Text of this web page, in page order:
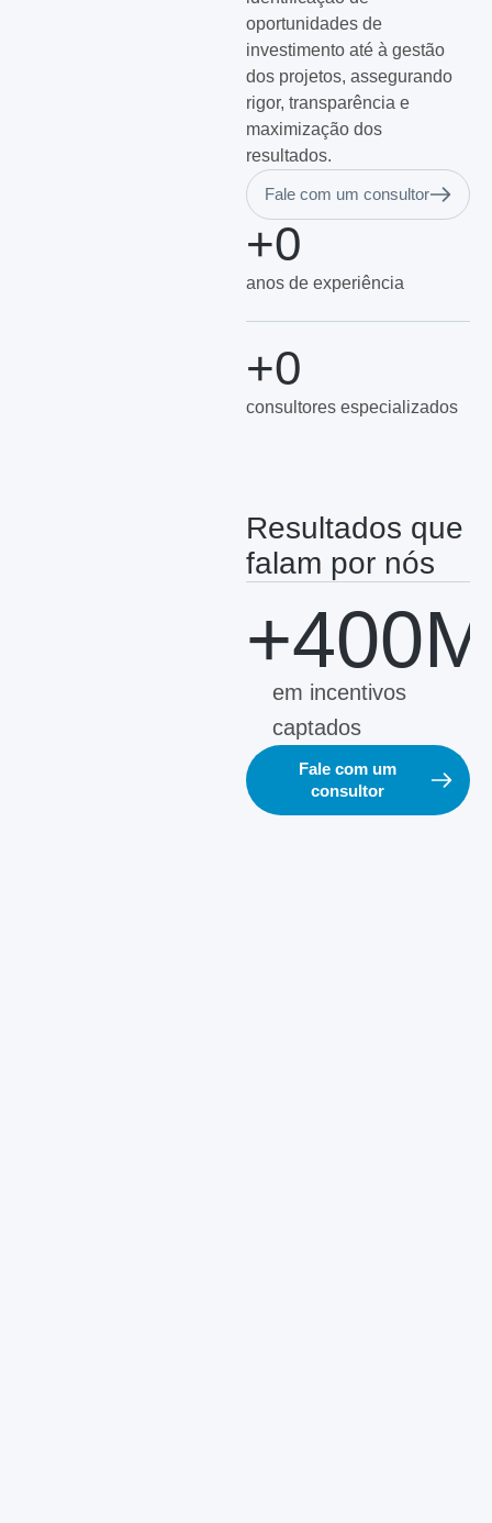
oportunidades de
investimento até à gestão
dos projetos, assegurando
rigor, transparência e
maximização dos
resultados.
Fale com um consultor
anos de experiência
+0
consultores especializados
+0
Resultados que
falam por nós
em incentivos
captados
Fale com um
consultor